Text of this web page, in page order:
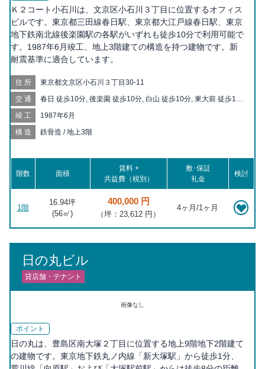
Ｋ２コート小石川は、文京区小石川３丁目に位置するオフィス
ビルです。東京都三田線春日駅、東京都大江戸線春日駅、東京
地下鉄南北線後楽園駅の各駅がいずれも徒歩10分で利用可能で
す。1987年6月竣工、地上3階建ての構造を持つ建物です。新
耐震基準に適合しています。
住所 東京都文京区小石川３丁目30-11
交通
春日 徒歩10分, 後楽園 徒歩10分, 白山 徒歩10分, 東大前 徒歩12
丁目 徒歩16分, 飯田橋 徒歩16分, 江戸川橋 徒歩18分, 根津 徒歩
19分, 千石 徒歩19分
竣工 1987年6月
構造 鉄骨造 / 地上3階
階数 面積
賃料 +
共益費（税別）
敷･保証
礼金
検討
1階
16.94坪
(56㎡)
400,000 円
（坪：23,612 円）
4ヶ月/1ヶ月
日の丸ビル
貸店舗・テナント
画像なし
ポイント
日の丸は、豊島区南大塚２丁目に位置する地上9階地下2階建て
の建物です。東京地下鉄丸ノ内線「新大塚駅」から徒歩1分、